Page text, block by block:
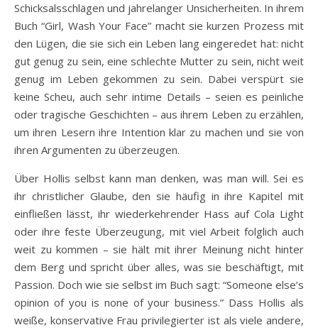
Schicksalsschlägen und jahrelanger Unsicherheiten. In ihrem
Buch “Girl, Wash Your Face” macht sie kurzen Prozess mit
den Lügen, die sie sich ein Leben lang eingeredet hat: nicht
gut genug zu sein, eine schlechte Mutter zu sein, nicht weit
genug im Leben gekommen zu sein. Dabei verspürt sie
keine Scheu, auch sehr intime Details – seien es peinliche
oder tragische Geschichten – aus ihrem Leben zu erzählen,
um ihren Lesern ihre Intention klar zu machen und sie von
ihren Argumenten zu überzeugen.
Über Hollis selbst kann man denken, was man will. Sei es
ihr christlicher Glaube, den sie häufig in ihre Kapitel mit
einfließen lässt, ihr wiederkehrender Hass auf Cola Light
oder ihre feste Überzeugung, mit viel Arbeit folglich auch
weit zu kommen – sie hält mit ihrer Meinung nicht hinter
dem Berg und spricht über alles, was sie beschäftigt, mit
Passion. Doch wie sie selbst im Buch sagt: “Someone else’s
opinion of you is none of your business.” Dass Hollis als
weiße, konservative Frau privilegierter ist als viele andere,